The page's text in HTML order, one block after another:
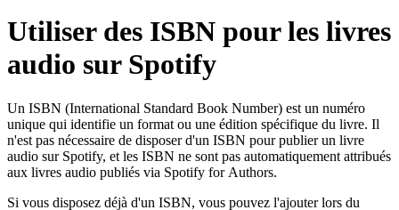
Utiliser des ISBN pour les livres
audio sur Spotify
Un ISBN (International Standard Book Number) est un numéro
unique qui identifie un format ou une édition spécifique du livre. Il
n'est pas nécessaire de disposer d'un ISBN pour publier un livre
audio sur Spotify, et les ISBN ne sont pas automatiquement attribués
aux livres audio publiés via Spotify for Authors.
Si vous disposez déjà d'un ISBN, vous pouvez l'ajouter lors du